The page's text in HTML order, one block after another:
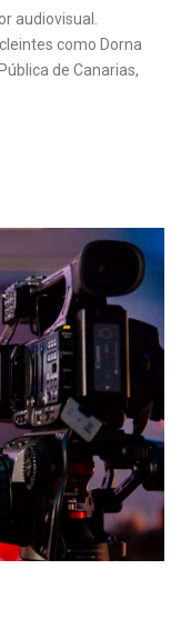
audiovisual.
como Dorna
de Canarias,